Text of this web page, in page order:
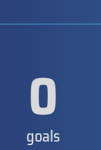
0
goals